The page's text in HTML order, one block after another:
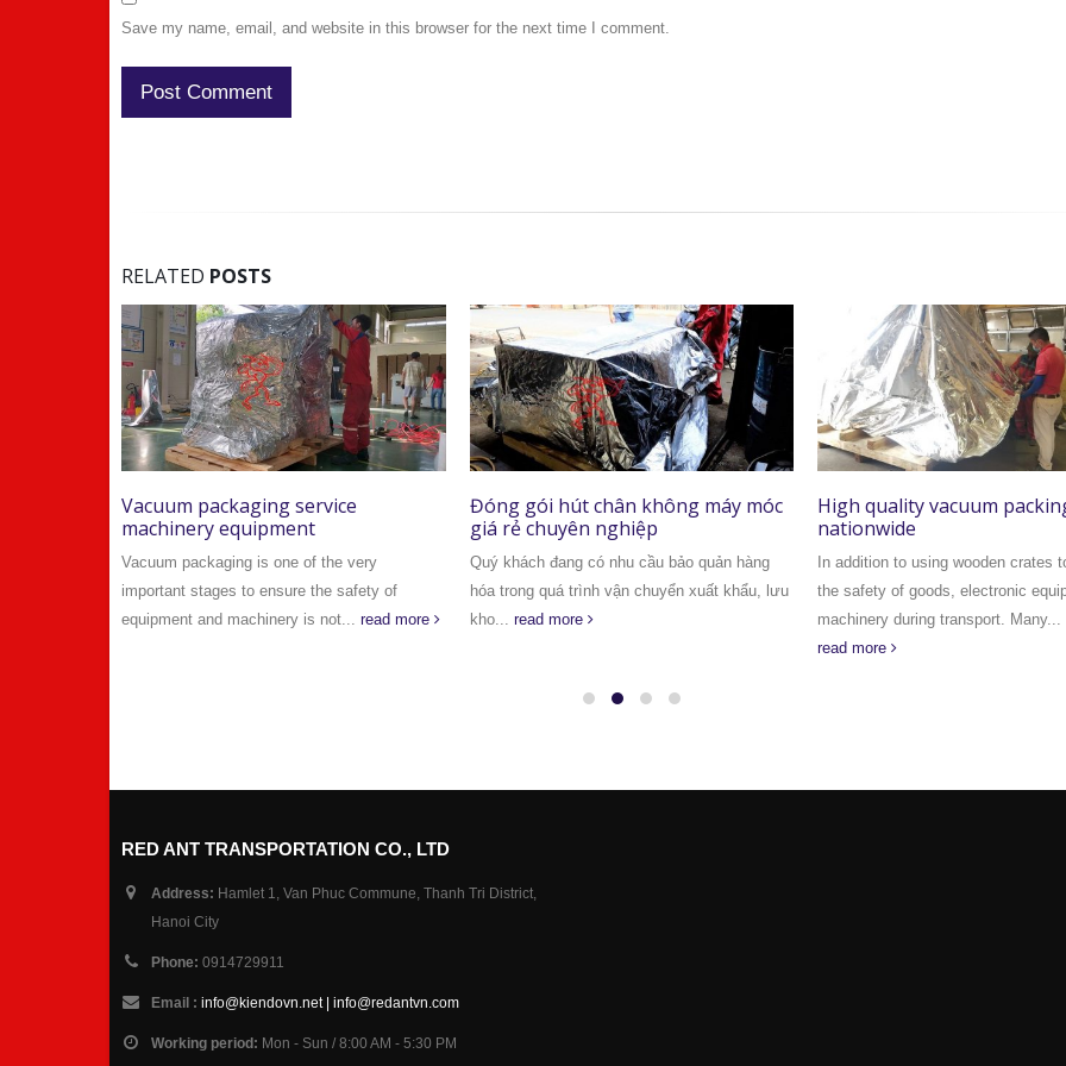
Save my name, email, and website in this browser for the next time I comment.
RELATED POSTS
Vacuum packaging service
machinery equipment
Vacuum packaging is one of the very
important stages to ensure the safety of
equipment and machinery is not... read more
Đóng gói hút chân không máy móc
giá rẻ chuyên nghiệp
Quý khách đang có nhu cầu bảo quản hàng
hóa trong quá trình vận chuyển xuất khẩu, lưu
kho... read more
High quality vacuum
nationwide
In addition to using wooden crates
the safety of goods, electronic
machinery during transport. Many...
read more
RED ANT TRANSPORTATION CO., LTD
Address: Hamlet 1, Van Phuc Commune, Thanh Tri District,
Hanoi City
Phone: 0914729911
Email : info@kiendovn.net | info@redantvn.com
Working period: Mon - Sun / 8:00 AM - 5:30 PM